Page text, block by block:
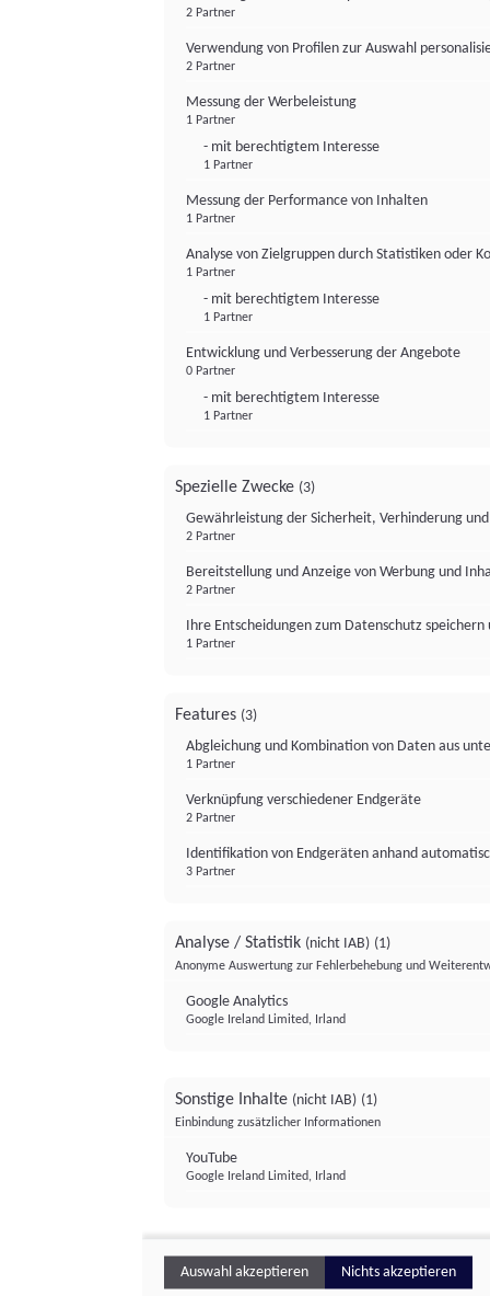
2 Partner
Verwendung von Profilen zur Auswahl
2 Partner
Messung der Werbeleistung
1 Partner
- mit berechtigtem Interesse
1 Partner
Messung der Performance von Inhalten
1 Partner
Analyse von Zielgruppen durch Statistiken oder
1 Partner
- mit berechtigtem Interesse
1 Partner
Entwicklung und Verbesserung der Angebote
0 Partner
- mit berechtigtem Interesse
1 Partner
Spezielle Zwecke (3)
Gewährleistung der Sicherheit, Verhinderung
2 Partner
Bereitstellung und Anzeige von Werbung und
2 Partner
Ihre Entscheidungen zum Datenschutz
1 Partner
Features (3)
Abgleichung und Kombination von Daten aus
1 Partner
Verknüpfung verschiedener Endgeräte
2 Partner
Identifikation von Endgeräten anhand
3 Partner
Analyse / Statistik (nicht IAB) (1)
Anonyme Auswertung zur Fehlerbehebung und
Google Analytics
Google Ireland Limited, Irland
Sonstige Inhalte (nicht IAB) (1)
Einbindung zusätzlicher Informationen
YouTube
Google Ireland Limited, Irland
Auswahl akzeptieren Nichts akzeptieren